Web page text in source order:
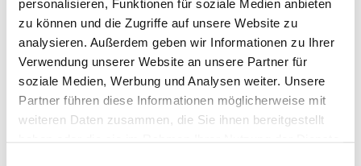
personalisieren, Funktionen für soziale Medien anbieten
zu können und die Zugriffe auf unsere Website zu
analysieren. Außerdem geben wir Informationen zu Ihrer
Verwendung unserer Website an unsere Partner für
soziale Medien, Werbung und Analysen weiter. Unsere
Partner führen diese Informationen möglicherweise mit
weiteren Daten zusammen, die Sie ihnen bereitgestellt
Publié le 5 mai 2022
Léon Weirich (1878-1942), le premier président de
la Chambre de travail, est un des trois personnages
que le « MUAR – Musée vun der Aarbecht » a choisi
pour la réalisation d’une exposition, sous forme de
statuette, sur le cheminement d’ouvriers qui se
sont engagés en politique au Luxembourg.